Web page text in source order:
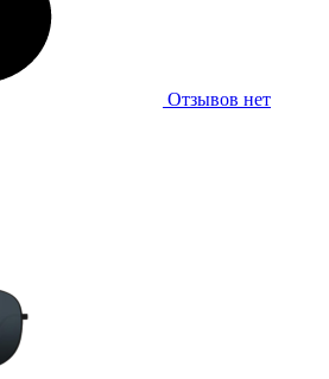
Отзывов нет